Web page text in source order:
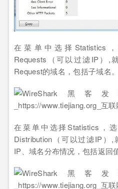
在菜单中选择Statistics
Requests（可以过滤IP）,
Request的域名，包括子域名。
在菜单中选择Statistics，
Distribution（可以过滤IP）
IP、域名分布情况，包括返回值